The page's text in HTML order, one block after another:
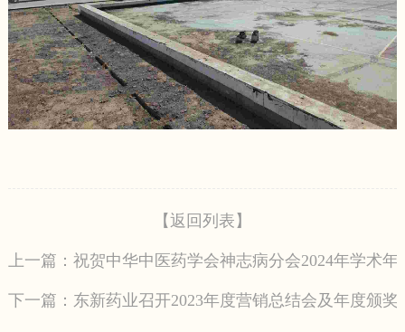
【返回列表】
上一篇：祝贺中华中医药学会神志病分会2024年学术
下一篇：东新药业召开2023年度营销总结会及年度颁奖